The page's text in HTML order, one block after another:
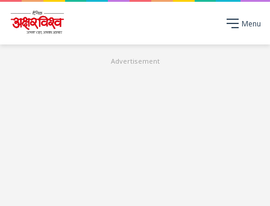
Menu
Advertisement